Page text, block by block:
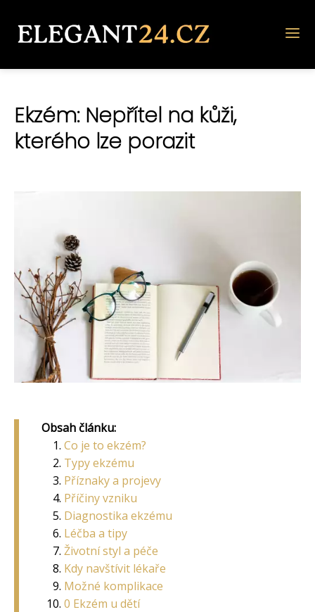
Ekzém: Nepřítel na kůži,
kterého lze porazit
Obsah článku:
Co je to ekzém?
Typy ekzému
Příznaky a projevy
Příčiny vzniku
Diagnostika ekzému
Léčba a tipy
Životní styl a péče
Kdy navštívit lékaře
Možné komplikace
0 Ekzém u dětí